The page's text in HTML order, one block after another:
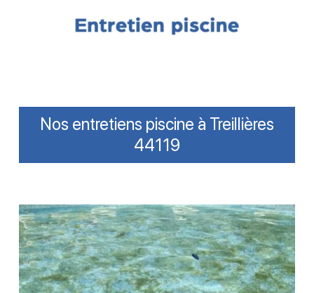
Nos entretiens piscine à Treillières
44119
Lutter
efficacement
contre
les